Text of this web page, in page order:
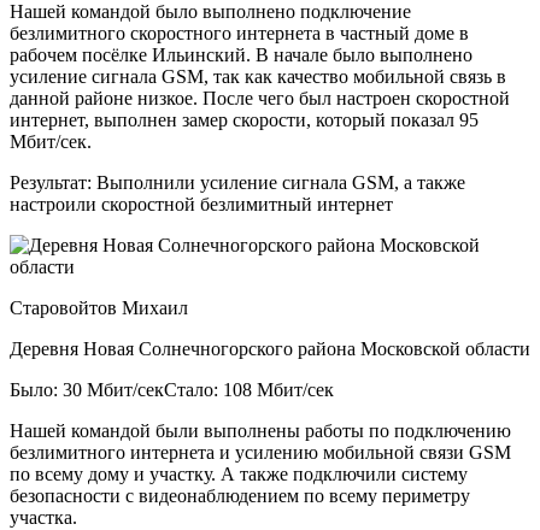
Нашей командой было выполнено подключение
безлимитного скоростного интернета в частный доме в
рабочем посёлке Ильинский. В начале было выполнено
усиление сигнала GSM, так как качество мобильной связь в
данной районе низкое. После чего был настроен скоростной
интернет, выполнен замер скорости, который показал 95
Мбит/сек.
Результат: Выполнили усиление сигнала GSM, а также
настроили скоростной безлимитный интернет
Старовойтов Михаил
Деревня Новая Солнечногорского района Московской области
Было: 30 Мбит/секСтало: 108 Мбит/сек
Нашей командой были выполнены работы по подключению
безлимитного интернета и усилению мобильной связи GSM
по всему дому и участку. А также подключили систему
безопасности с видеонаблюдением по всему периметру
участка.